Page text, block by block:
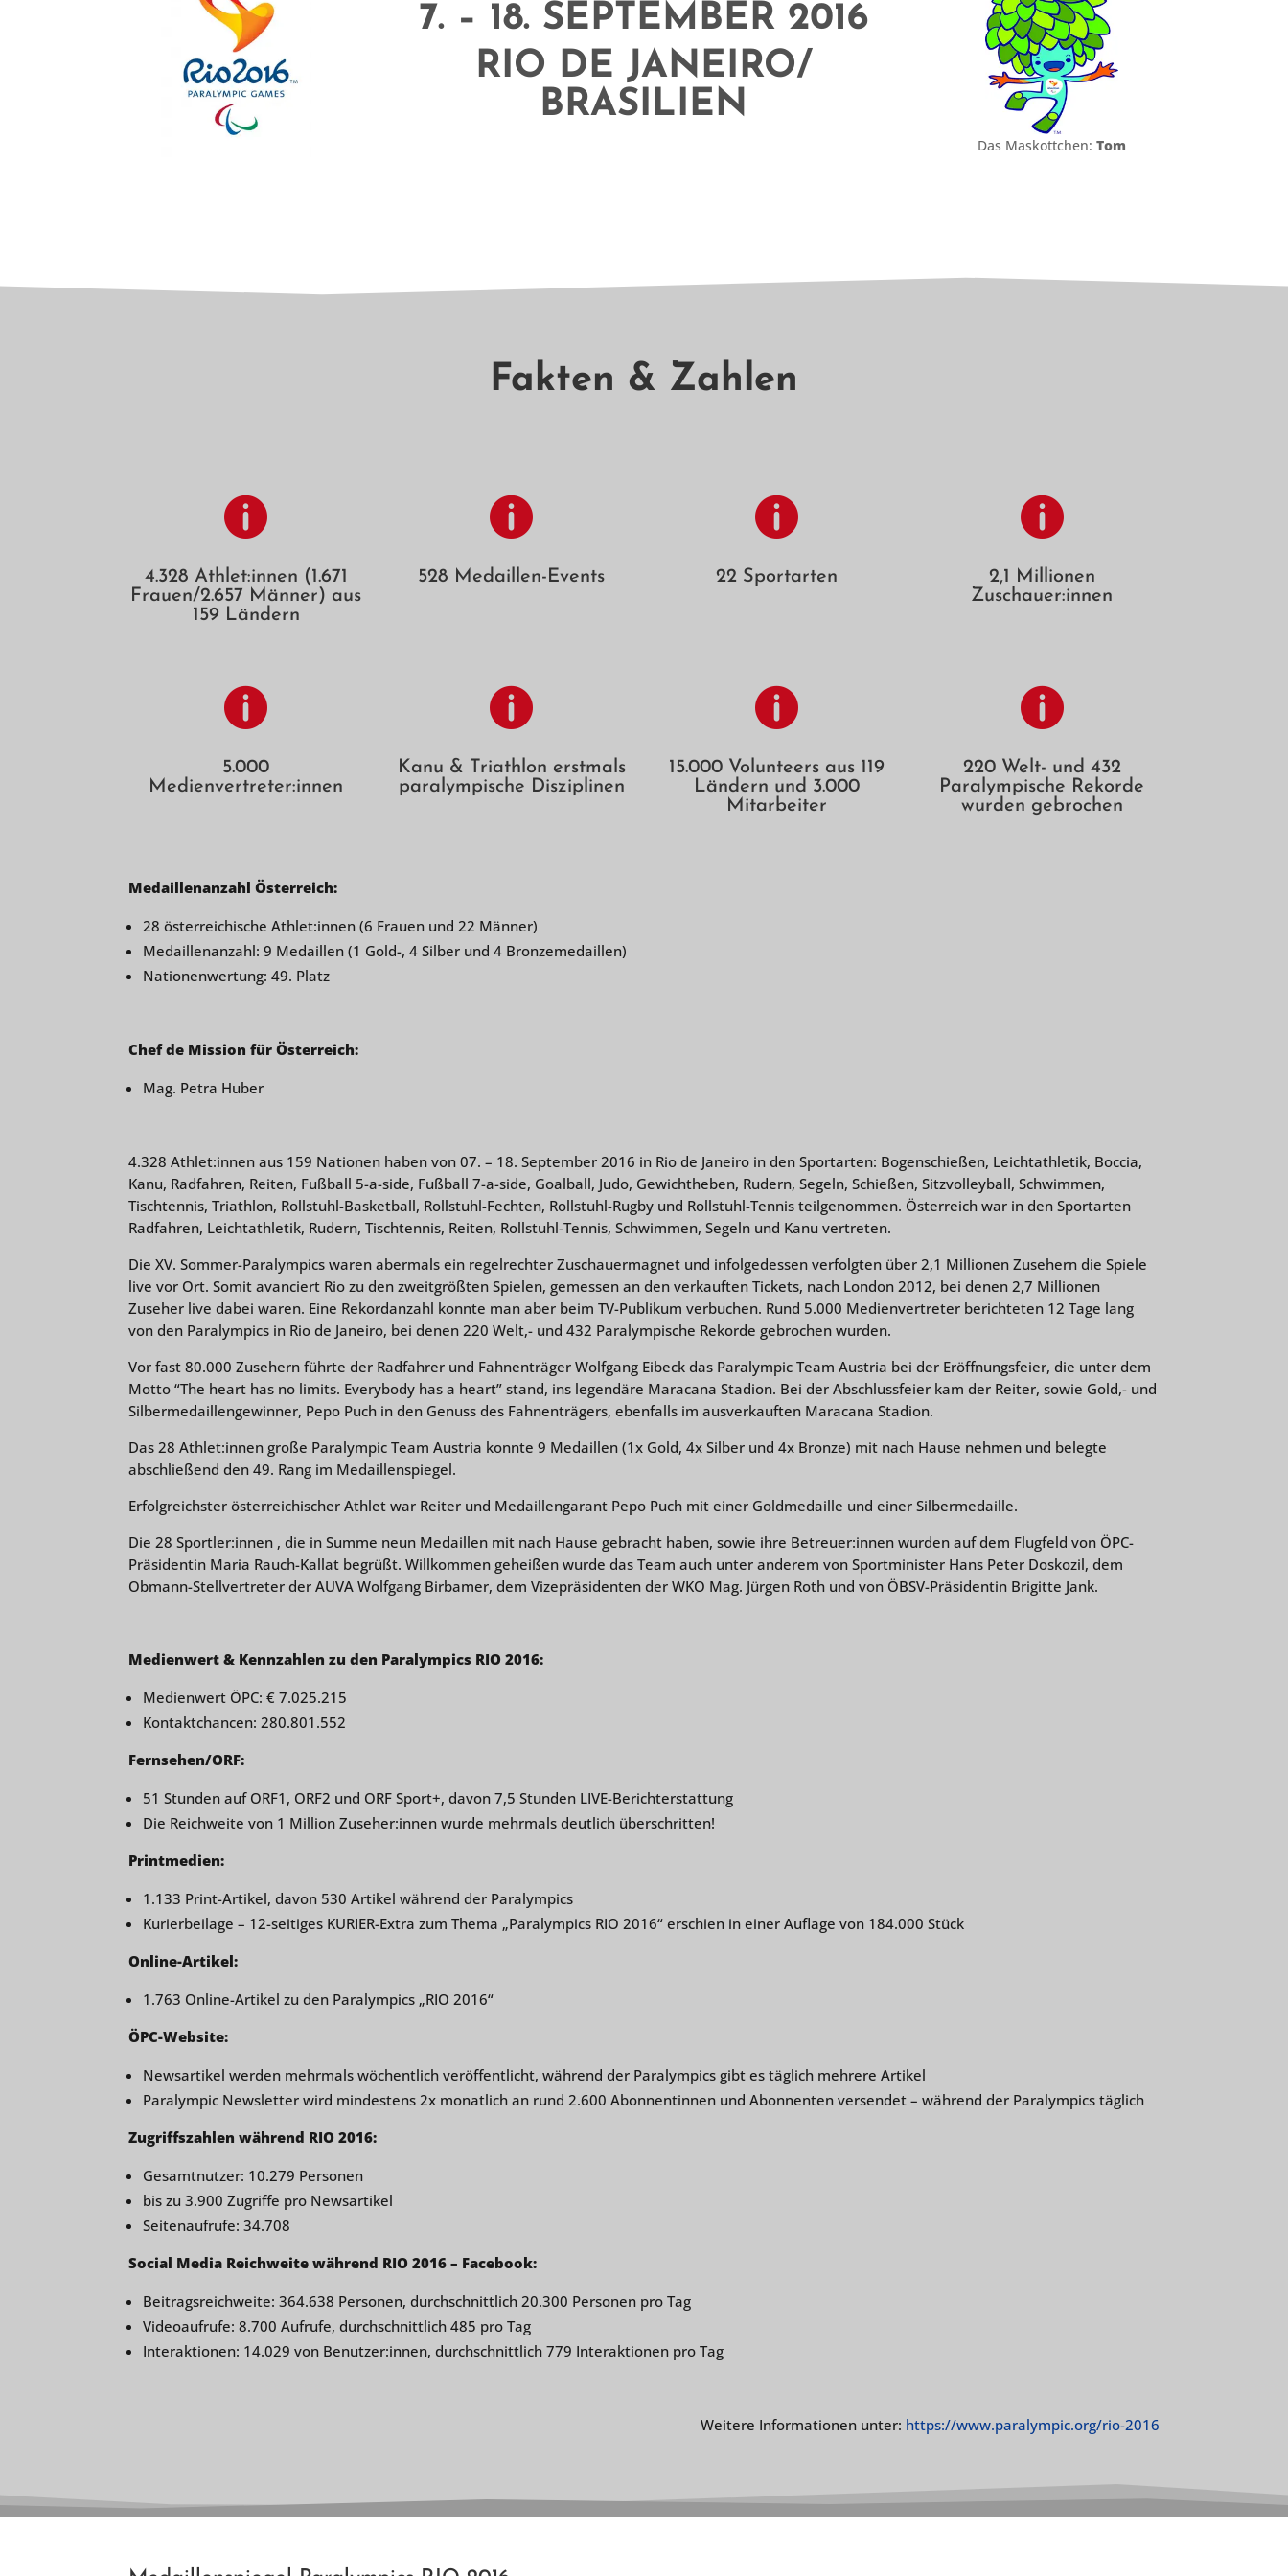
7. – 18. SEPTEMBER 2016
RIO DE JANEIRO/
BRASILIEN
Das Maskottchen: Tom
Fakten & Zahlen

4.328 Athlet:innen (1.671
Frauen/2.657 Männer) aus
159 Ländern

528 Medaillen-Events

22 Sportarten

2,1 Millionen
Zuschauer:innen

5.000
Medienvertreter:innen

Kanu & Triathlon erstmals
paralympische Disziplinen

15.000 Volunteers aus 119
Ländern und 3.000
Mitarbeiter

220 Welt- und 432
Paralympische Rekorde
wurden gebrochen
Medaillenanzahl Österreich:
28 österreichische Athlet:innen (6 Frauen und 22 Männer)
Medaillenanzahl: 9 Medaillen (1 Gold-, 4 Silber und 4 Bronzemedaillen)
Nationenwertung: 49. Platz
Chef de Mission für Österreich:
Mag. Petra Huber
4.328 Athlet:innen aus 159 Nationen haben von 07. – 18. September 2016 in Rio de Janeiro in den Sportarten: Bogenschießen, Leichtathletik, Boccia,
Kanu, Radfahren, Reiten, Fußball 5-a-side, Fußball 7-a-side, Goalball, Judo, Gewichtheben, Rudern, Segeln, Schießen, Sitzvolleyball, Schwimmen,
Tischtennis, Triathlon, Rollstuhl-Basketball, Rollstuhl-Fechten, Rollstuhl-Rugby und Rollstuhl-Tennis teilgenommen. Österreich war in den Sportarten
Radfahren, Leichtathletik, Rudern, Tischtennis, Reiten, Rollstuhl-Tennis, Schwimmen, Segeln und Kanu vertreten.
Die XV. Sommer-Paralympics waren abermals ein regelrechter Zuschauermagnet und infolgedessen verfolgten über 2,1 Millionen Zusehern die Spiele
live vor Ort. Somit avanciert Rio zu den zweitgrößten Spielen, gemessen an den verkauften Tickets, nach London 2012, bei denen 2,7 Millionen
Zuseher live dabei waren. Eine Rekordanzahl konnte man aber beim TV-Publikum verbuchen. Rund 5.000 Medienvertreter berichteten 12 Tage lang
von den Paralympics in Rio de Janeiro, bei denen 220 Welt,- und 432 Paralympische Rekorde gebrochen wurden.
Vor fast 80.000 Zusehern führte der Radfahrer und Fahnenträger Wolfgang Eibeck das Paralympic Team Austria bei der Eröffnungsfeier, die unter dem
Motto “The heart has no limits. Everybody has a heart” stand, ins legendäre Maracana Stadion. Bei der Abschlussfeier kam der Reiter, sowie Gold,- und
Silbermedaillengewinner, Pepo Puch in den Genuss des Fahnenträgers, ebenfalls im ausverkauften Maracana Stadion.
Das 28 Athlet:innen große Paralympic Team Austria konnte 9 Medaillen (1x Gold, 4x Silber und 4x Bronze) mit nach Hause nehmen und belegte
abschließend den 49. Rang im Medaillenspiegel.
Erfolgreichster österreichischer Athlet war Reiter und Medaillengarant Pepo Puch mit einer Goldmedaille und einer Silbermedaille.
Die 28 Sportler:innen , die in Summe neun Medaillen mit nach Hause gebracht haben, sowie ihre Betreuer:innen wurden auf dem Flugfeld von ÖPC-
Präsidentin Maria Rauch-Kallat begrüßt. Willkommen geheißen wurde das Team auch unter anderem von Sportminister Hans Peter Doskozil, dem
Obmann-Stellvertreter der AUVA Wolfgang Birbamer, dem Vizepräsidenten der WKO Mag. Jürgen Roth und von ÖBSV-Präsidentin Brigitte Jank.
Medienwert & Kennzahlen zu den Paralympics RIO 2016:
Medienwert ÖPC: € 7.025.215
Kontaktchancen: 280.801.552
Fernsehen/ORF:
51 Stunden auf ORF1, ORF2 und ORF Sport+, davon 7,5 Stunden LIVE-Berichterstattung
Die Reichweite von 1 Million Zuseher:innen wurde mehrmals deutlich überschritten!
Printmedien:
1.133 Print-Artikel, davon 530 Artikel während der Paralympics
Kurierbeilage – 12-seitiges KURIER-Extra zum Thema „Paralympics RIO 2016“ erschien in einer Auflage von 184.000 Stück
Online-Artikel:
1.763 Online-Artikel zu den Paralympics „RIO 2016“
ÖPC-Website:
Newsartikel werden mehrmals wöchentlich veröffentlicht, während der Paralympics gibt es täglich mehrere Artikel
Paralympic Newsletter wird mindestens 2x monatlich an rund 2.600 Abonnentinnen und Abonnenten versendet – während der Paralympics täglich
Zugriffszahlen während RIO 2016:
Gesamtnutzer: 10.279 Personen
bis zu 3.900 Zugriffe pro Newsartikel
Seitenaufrufe: 34.708
Social Media Reichweite während RIO 2016 – Facebook:
Beitragsreichweite: 364.638 Personen, durchschnittlich 20.300 Personen pro Tag
Videoaufrufe: 8.700 Aufrufe, durchschnittlich 485 pro Tag
Interaktionen: 14.029 von Benutzer:innen, durchschnittlich 779 Interaktionen pro Tag
Weitere Informationen unter: https://www.paralympic.org/rio-2016